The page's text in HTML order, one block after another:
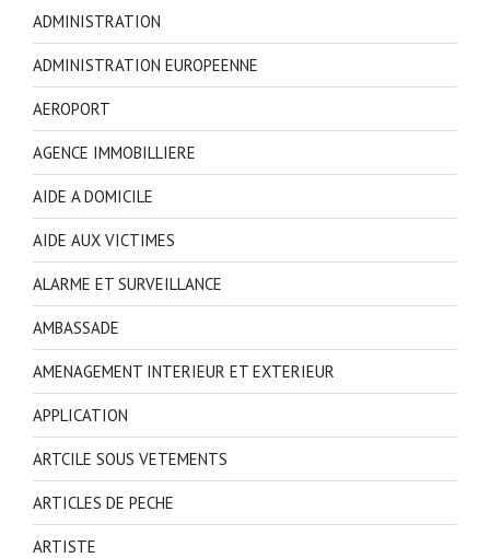
ADMINISTRATION
ADMINISTRATION EUROPEENNE
AEROPORT
AGENCE IMMOBILLIERE
AIDE A DOMICILE
AIDE AUX VICTIMES
ALARME ET SURVEILLANCE
AMBASSADE
AMENAGEMENT INTERIEUR ET EXTERIEUR
APPLICATION
ARTCILE SOUS VETEMENTS
ARTICLES DE PECHE
ARTISTE